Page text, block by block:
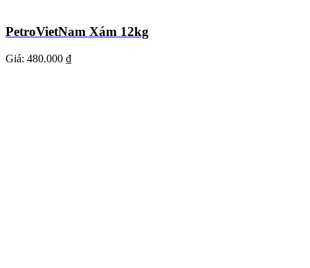
PetroVietNam Xám 12kg
Giá: 480.000 ₫